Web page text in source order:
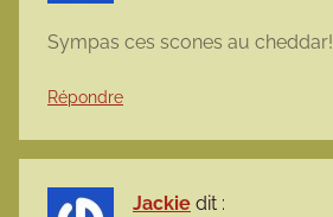
Sympas ces scones au cheddar!
Répondre
Jackie dit :